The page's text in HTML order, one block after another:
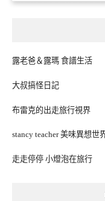
露老爸＆露瑪 食譜生活
大叔搞怪日記
布雷克的出走旅行視界
stancy teacher 美味異想世
走走停停 小燈泡在旅行